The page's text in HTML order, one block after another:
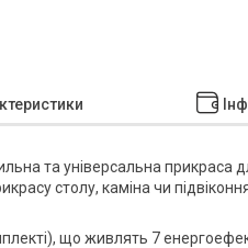
та універсальна прикраса
столу, каміна чи
), що живлять 7